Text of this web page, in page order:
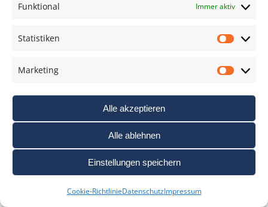
Funktional Immer aktiv
Statistiken
Marketing
Alle akzeptieren
Alle ablehnen
Einstellungen speichern
Cookie-RichtlinieDatenschutzImpressum
DXO FILMPACK V4.5 – NOSTALGISCHER